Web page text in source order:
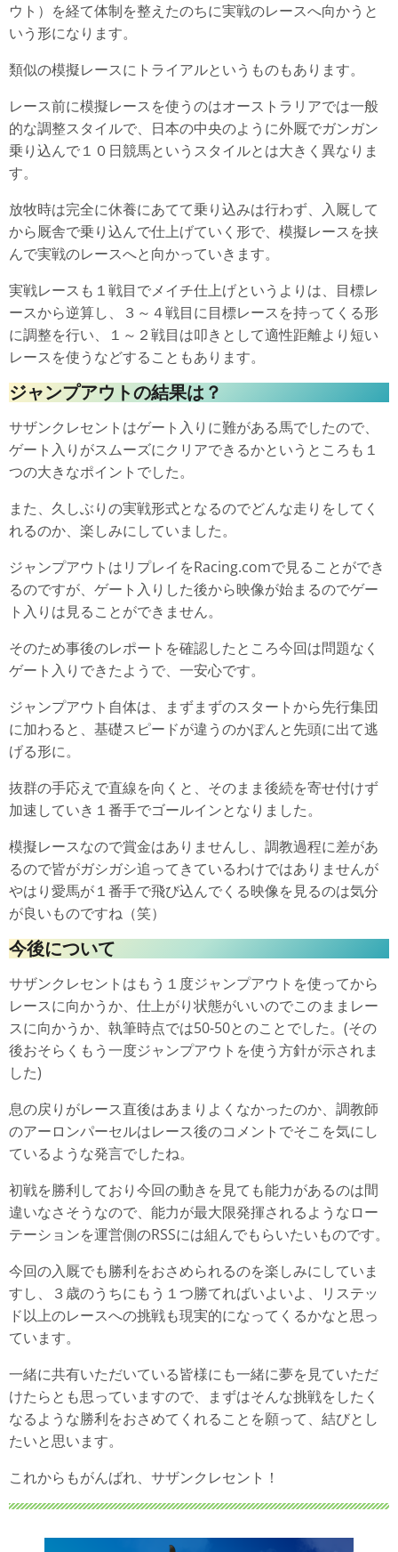
ウト）を経て体制を整えたのちに実戦のレースへ向かうと
いう形になります。
類似の模擬レースにトライアルというものもあります。
レース前に模擬レースを使うのはオーストラリアでは一般
的な調整スタイルで、日本の中央のように外厩でガンガン
乗り込んで１０日競馬というスタイルとは大きく異なりま
す。
放牧時は完全に休養にあてて乗り込みは行わず、入厩して
から厩舎で乗り込んで仕上げていく形で、模擬レースを挟
んで実戦のレースへと向かっていきます。
実戦レースも１戦目でメイチ仕上げというよりは、目標レ
ースから逆算し、３～４戦目に目標レースを持ってくる形
に調整を行い、１～２戦目は叩きとして適性距離より短い
レースを使うなどすることもあります。
ジャンプアウトの結果は？
サザンクレセントはゲート入りに難がある馬でしたので、
ゲート入りがスムーズにクリアできるかというところも１
つの大きなポイントでした。
また、久しぶりの実戦形式となるのでどんな走りをしてく
れるのか、楽しみにしていました。
ジャンプアウトはリプレイをRacing.comで見ることができ
るのですが、ゲート入りした後から映像が始まるのでゲー
ト入りは見ることができません。
そのため事後のレポートを確認したところ今回は問題なく
ゲート入りできたようで、一安心です。
ジャンプアウト自体は、まずまずのスタートから先行集団
に加わると、基礎スピードが違うのかぽんと先頭に出て逃
げる形に。
抜群の手応えで直線を向くと、そのまま後続を寄せ付けず
加速していき１番手でゴールインとなりました。
模擬レースなので賞金はありませんし、調教過程に差があ
るので皆がガシガシ追ってきているわけではありませんが
やはり愛馬が１番手で飛び込んでくる映像を見るのは気分
が良いものですね（笑）
今後について
サザンクレセントはもう１度ジャンプアウトを使ってから
レースに向かうか、仕上がり状態がいいのでこのままレー
スに向かうか、執筆時点では50-50とのことでした。(その
後おそらくもう一度ジャンプアウトを使う方針が示されま
した)
息の戻りがレース直後はあまりよくなかったのか、調教師
のアーロンパーセルはレース後のコメントでそこを気にし
ているような発言でしたね。
初戦を勝利しており今回の動きを見ても能力があるのは間
違いなさそうなので、能力が最大限発揮されるようなロー
テーションを運営側のRSSには組んでもらいたいものです。
今回の入厩でも勝利をおさめられるのを楽しみにしていま
すし、３歳のうちにもう１つ勝てればいよいよ、リステッ
ド以上のレースへの挑戦も現実的になってくるかなと思っ
ています。
一緒に共有いただいている皆様にも一緒に夢を見ていただ
けたらとも思っていますので、まずはそんな挑戦をしたく
なるような勝利をおさめてくれることを願って、結びとし
たいと思います。
これからもがんばれ、サザンクレセント！